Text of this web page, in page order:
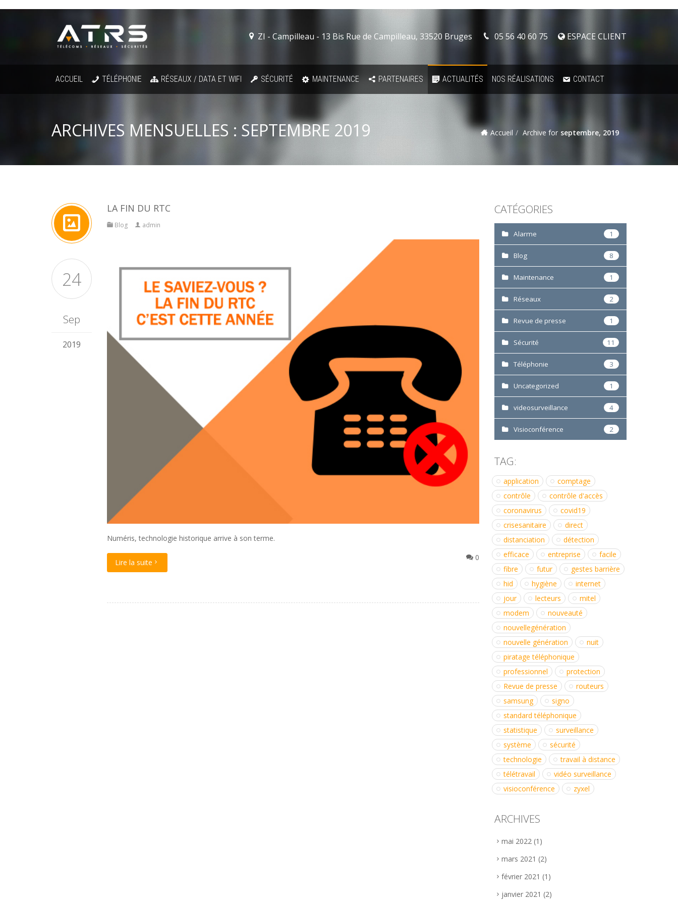
ZI - Campilleau - 13 Bis Rue de Campilleau, 33520 Bruges 05 56 40 60 75 ESPACE CLIENT
ACCUEIL TÉLÉPHONIE RÉSEAUX / DATA ET WIFI SÉCURITÉ MAINTENANCE PARTENAIRES ACTUALITÉS NOS RÉALISATIONS CONTACT
ARCHIVES MENSUELLES : SEPTEMBRE 2019 Accueil Archive for septembre, 2019
24
Sep
2019
LA FIN DU RTC
Blog admin
Numéris, technologie historique arrive à son terme.
0
Lire la suite
CATÉGORIES
Alarme 1
Blog 8
Maintenance 1
Réseaux 2
Revue de presse 1
Sécurité 11
Téléphonie 3
Uncategorized 1
videosurveillance 4
Visioconférence 2
TAG:
application
comptage
contrôle
contrôle d'accès
coronavirus
covid19
crisesanitaire
direct
distanciation
détection
efficace
entreprise
facile
fibre
futur
gestes barrière
hid
hygiène
internet
jour
lecteurs
mitel
modem
nouveauté
nouvellegénération
nouvelle génération
nuit
piratage téléphonique
professionnel
protection
Revue de presse
routeurs
samsung
signo
standard téléphonique
statistique
surveillance
système
sécurité
technologie
travail à distance
télétravail
vidéo surveillance
visioconférence
zyxel
ARCHIVES
mai 2022(1)
mars 2021 (2)
février 2021 (1)
janvier 2021 (2)